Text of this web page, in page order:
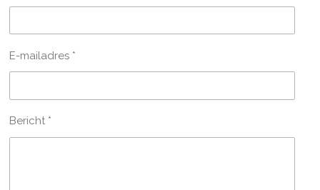
E-mailadres *
Bericht *